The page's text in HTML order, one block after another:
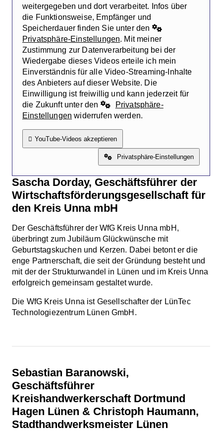
weitergegeben und dort verarbeitet. Infos über
die Funktionsweise, Empfänger und
Speicherdauer finden Sie unter den
Privatsphäre-Einstellungen. Mit meiner
Zustimmung zur Datenverarbeitung bei der
Wiedergabe dieses Videos erteile ich mein
Einverständnis für alle Video-Streaming-Inhalte
des Anbieters auf dieser Website. Die
Einwilligung ist freiwillig und kann jederzeit für
die Zukunft unter den
Privatsphäre-
Einstellungen widerrufen werden.
YouTube-Videos akzeptieren
Privatsphäre-Einstellungen
Sascha Dorday, Geschäftsführer der
Wirtschaftsförderungsgesellschaft für
den Kreis Unna mbH
Der Geschäftsführer der WfG Kreis Unna mbH,
überbringt zum Jubiläum Glückwünsche mit
Geburtstagskuchen und Kerzen. Dabei betont er die
enge Partnerschaft, die seit der Gründung besteht und
mit der der Strukturwandel in Lünen und im Kreis Unna
erfolgreich gemeinsam gestaltet wurde.
Die WfG Kreis Unna ist Gesellschafter der LünTec
Technologiezentrum Lünen GmbH.
Sebastian Baranowski,
Geschäftsführer
Kreishandwerkerschaft Dortmund
Hagen Lünen & Christoph Haumann,
Stadthandwerksmeister Lünen